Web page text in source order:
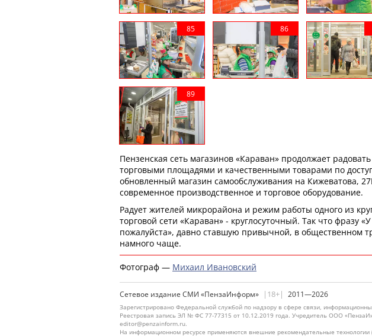
Пензенская сеть магазинов «Караван» продолжает
торговыми площадями и качественными товарами по
обновленный магазин самообслуживания на Кижеватова,
современное производственное и торговое оборудование.
Радует жителей микрорайона и режим работы одного из
торговой сети «Караван» - круглосуточный. Так что фразу
пожалуйста», давно ставшую привычной, в общественном
намного чаще.
Фотограф — Михаил Ивановский
Сетевое издание СМИ «ПензаИнформ» |18+| 2011—2026
Зарегистрировано Федеральной службой по надзору в сфере связи,
Реестровая запись ЭЛ № ФС 77-77315 от 10.12.2019 года. Учредитель ООО
editor@penzainform.ru.
На информационном ресурсе применяются внешние рекомендательные